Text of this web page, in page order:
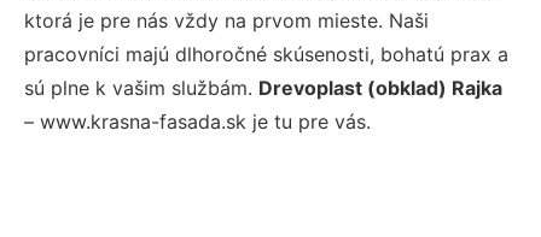
ktorá je pre nás vždy na prvom mieste. Naši
pracovníci majú dlhoročné skúsenosti, bohatú prax a
sú plne k vašim službám. Drevoplast (obklad) Rajka
– www.krasna-fasada.sk je tu pre vás.